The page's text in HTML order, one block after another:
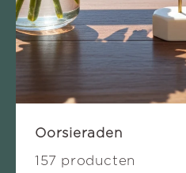
Oorsieraden
157 producten